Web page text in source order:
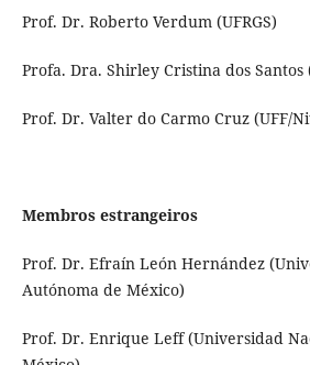
Prof. Dr. Roberto Verdum (UFRGS)
Profa. Dra. Shirley Cristina dos Santos
Prof. Dr. Valter do Carmo Cruz (UFF/
Membros estrangeiros
Prof. Dr. Efraín León Hernández
Autónoma de México)
Prof. Dr. Enrique Leff (Universidad